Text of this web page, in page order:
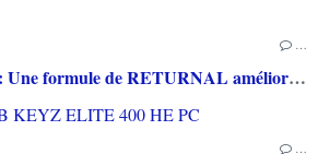
…
[TEST] SAROS PS5 : Une formule de RETURNAL améliorée et interessante
…